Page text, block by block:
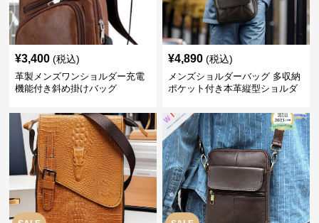
¥3,400 (税込)
革製メンズワンショルダー充電
機能付き斜め掛けバッグ
¥4,890 (税込)
メンズショルダーバッグ 多収納
ポケット付き本革縦型ショルダ